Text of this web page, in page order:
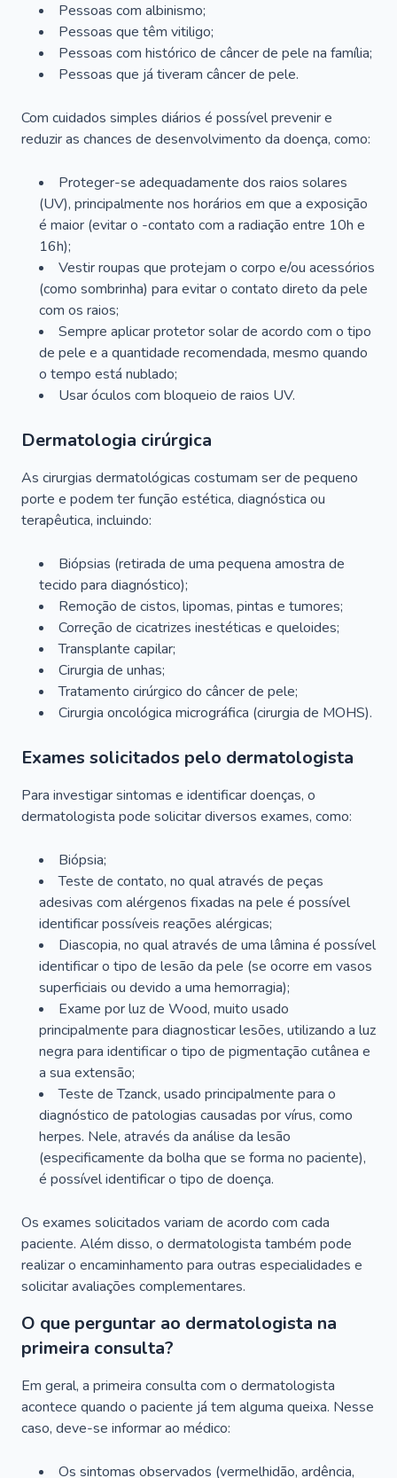
Pessoas com albinismo;
Pessoas que têm vitiligo;
Pessoas com histórico de câncer de pele na família;
Pessoas que já tiveram câncer de pele.
Com cuidados simples diários é possível prevenir e
reduzir as chances de desenvolvimento da doença, como:
Proteger-se adequadamente dos raios solares
(UV), principalmente nos horários em que a exposição
é maior (evitar o -contato com a radiação entre 10h e
16h);
Vestir roupas que protejam o corpo e/ou acessórios
(como sombrinha) para evitar o contato direto da pele
com os raios;
Sempre aplicar protetor solar de acordo com o tipo
de pele e a quantidade recomendada, mesmo quando
o tempo está nublado;
Usar óculos com bloqueio de raios UV.
Dermatologia cirúrgica
As cirurgias dermatológicas costumam ser de pequeno
porte e podem ter função estética, diagnóstica ou
terapêutica, incluindo:
Biópsias (retirada de uma pequena amostra de
tecido para diagnóstico);
Remoção de cistos, lipomas, pintas e tumores;
Correção de cicatrizes inestéticas e queloides;
Transplante capilar;
Cirurgia de unhas;
Tratamento cirúrgico do câncer de pele;
Cirurgia oncológica micrográfica (cirurgia de MOHS).
Exames solicitados pelo dermatologista
Para investigar sintomas e identificar doenças, o
dermatologista pode solicitar diversos exames, como:
Biópsia;
Teste de contato, no qual através de peças
adesivas com alérgenos fixadas na pele é possível
identificar possíveis reações alérgicas;
Diascopia, no qual através de uma lâmina é possível
identificar o tipo de lesão da pele (se ocorre em vasos
superficiais ou devido a uma hemorragia);
Exame por luz de Wood, muito usado
principalmente para diagnosticar lesões, utilizando a luz
negra para identificar o tipo de pigmentação cutânea e
a sua extensão;
Teste de Tzanck, usado principalmente para o
diagnóstico de patologias causadas por vírus, como
herpes. Nele, através da análise da lesão
(especificamente da bolha que se forma no paciente),
é possível identificar o tipo de doença.
Os exames solicitados variam de acordo com cada
paciente. Além disso, o dermatologista também pode
realizar o encaminhamento para outras especialidades e
solicitar avaliações complementares.
O que perguntar ao dermatologista na
primeira consulta?
Em geral, a primeira consulta com o dermatologista
acontece quando o paciente já tem alguma queixa. Nesse
caso, deve-se informar ao médico:
Os sintomas observados (vermelhidão, ardência,